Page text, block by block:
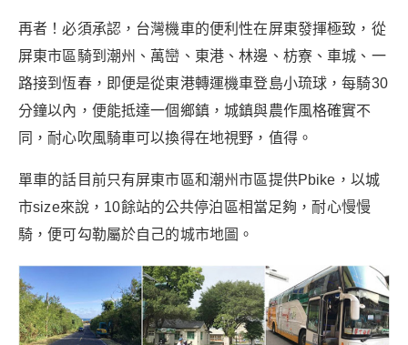
再者！必須承認，台灣機車的便利性在屏東發揮極致，從
屏東市區騎到潮州、萬巒、東港、林邊、枋寮、車城、一
路接到恆春，即便是從東港轉運機車登島小琉球，每騎30
分鐘以內，便能抵達一個鄉鎮，城鎮與農作風格確實不
同，耐心吹風騎車可以換得在地視野，值得。
單車的話目前只有屏東市區和潮州市區提供Pbike，以城
市size來說，10餘站的公共停泊區相當足夠，耐心慢慢
騎，便可勾勒屬於自己的城市地圖。